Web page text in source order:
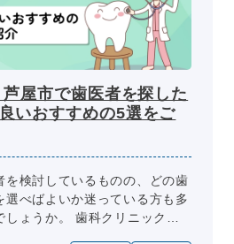
芦屋市で歯医者を探した
いおすすめの5選をご
を検討しているものの、どの歯
選べばよいか迷っている方も多
しょうか。 歯科クリニック選